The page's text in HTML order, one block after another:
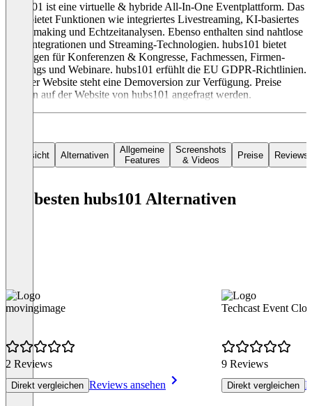
hubs101 ist eine virtuelle & hybride All-In-One Eventplattform. Das
Tool bietet Funktionen wie integriertes Livestreaming, KI-basiertes
Matchmaking und Echtzeitanalysen. Ebenso enthalten sind nahtlose
App-Integrationen und Streaming-Technologien. hubs101 bietet
Lösungen für Konferenzen & Kongresse, Fachmessen, Firmen-
Meetings und Webinare. hubs101 erfühlt die EU GDPR-Richtlinien.
Auf der Website steht eine Demoversion zur Verfügung. Preise
können auf der Website von hubs101 angefragt werden.
Übersicht Alternativen
Allgemeine
Features
Screenshots
& Videos
Preise Reviews
Die besten hubs101 Alternativen
movingimage
2 Reviews
Direkt vergleichen Reviews ansehen
Techcast Event
9 Reviews
Direkt vergleichen